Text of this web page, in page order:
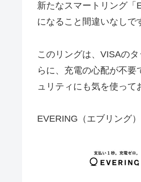
新たなスマートリング「
になること間違いなしで
このリングは、VISAの
らに、充電の心配が不
ュリティにも気を使って
EVERING（エブリング